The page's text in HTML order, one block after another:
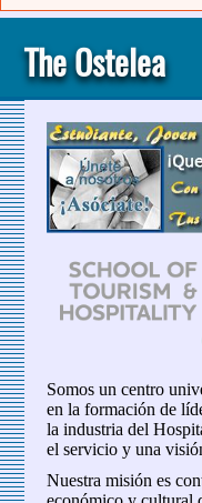
The Ostelea
Somos un centro
en la formación de
la industria del
el servicio y una
Nuestra misión es